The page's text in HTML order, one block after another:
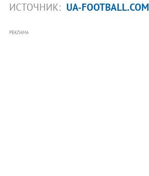
ИСТОЧНИК: UA-FOOTBALL.COM
РЕКЛАМА